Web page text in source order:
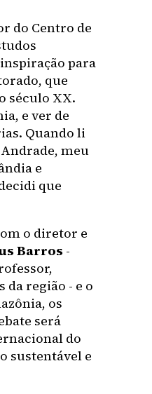
do Centro de
para
que
século XX.
e ver de
Quando li
meu
e
que
o diretor e
Barros -
região - e o
os
será
do
sustentável e